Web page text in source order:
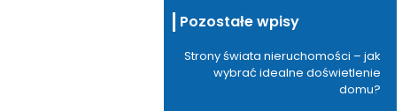
Pozostałe wpisy
Strony świata nieruchomości – jak
wybrać idealne doświetlenie
domu?